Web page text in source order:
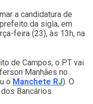
a candidatura de
da sigla, em
feira (23), às 13h, na
de Campos, o PT vai
Manhães no
o Manchete RJ). O
Bancários.